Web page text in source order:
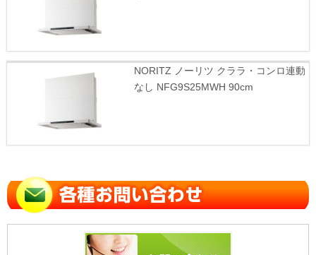
NORITZ ノーリツ クララ・コンロ連動
なし NFG9S25MWH 90cm